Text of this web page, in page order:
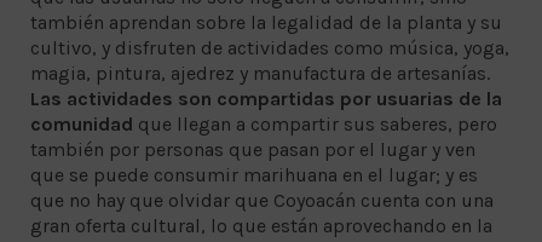
también aprendan sobre la legalidad de la planta y su
cultivo, y disfruten de actividades como música, yoga,
magia, pintura, ajedrez y manufactura de artesanías.
Las actividades son compartidas por usuarias de la
comunidad que llegan a compartir sus saberes, pero
también por personas que pasan por el lugar y ven
que se puede consumir marihuana en el lugar; y es
que no hay que olvidar que Coyoacán cuenta con una
gran oferta cultural, lo que están aprovechando en la